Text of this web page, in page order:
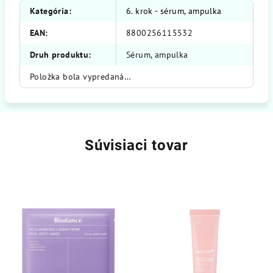
Kategória:
6. krok - sérum, ampulka
EAN:
8800256115532
Druh produktu:
Sérum, ampulka
Položka bola vypredaná…
Súvisiaci tovar